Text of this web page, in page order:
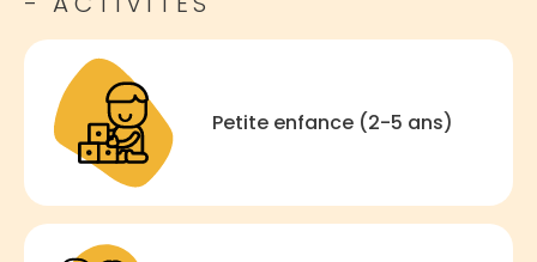
Petite enfance (2-5 ans)